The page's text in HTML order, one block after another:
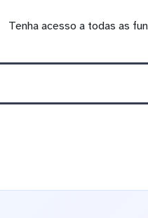
Tenha acesso a todas as